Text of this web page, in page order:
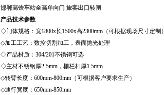
邯郸高铁车站全高单向门 旅客出口转闸
产品技术参数
◇门体规格：宽1800x长1500x高2300mm（可根据现场尺寸定制）
◇加工工艺：数控切割加工，表面抛光处理
◇产品材质：304/201不锈钢可选
◇主材不锈钢厚2.5mm ， 栅栏杆厚1.5mm
◇转臂长度： 600mm-800mm （可根据客户要求生产）
◇通行宽度： 650mm-850mm